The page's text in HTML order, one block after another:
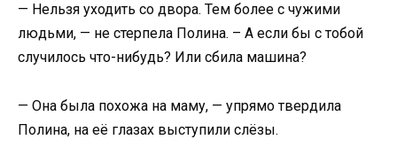
— Нельзя уходить со двора. Тем более с чужими
людьми, — не стерпела Полина. – А если бы с тобой
случилось что-нибудь? Или сбила машина?
— Она была похожа на маму, — упрямо твердила
Полина, на её глазах выступили слёзы.